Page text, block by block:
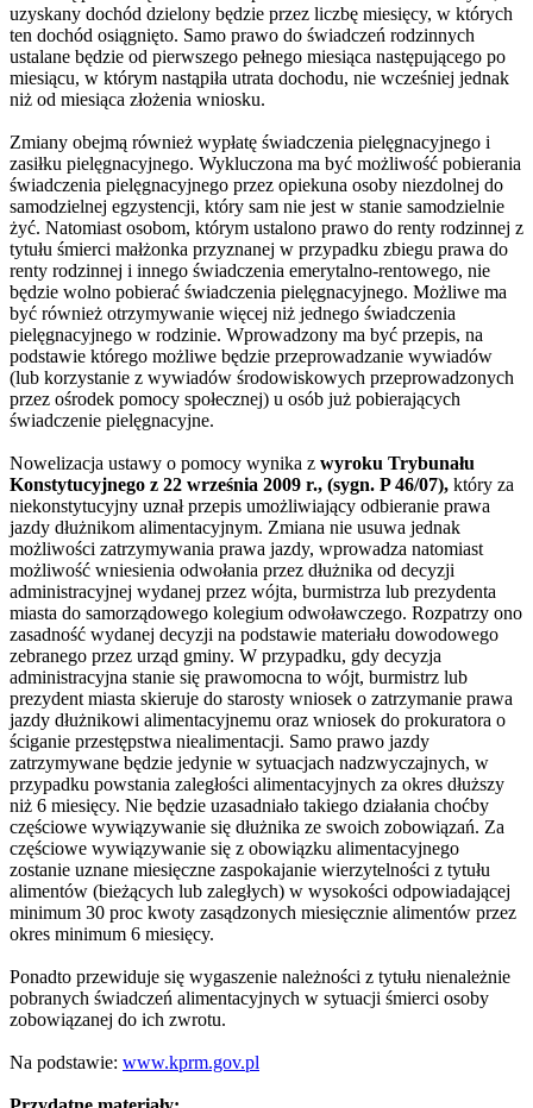
uzyskany dochód dzielony będzie przez liczbę miesięcy, w których
ten dochód osiągnięto. Samo prawo do świadczeń rodzinnych
ustalane będzie od pierwszego pełnego miesiąca następującego po
miesiącu, w którym nastąpiła utrata dochodu, nie wcześniej jednak
niż od miesiąca złożenia wniosku.
Zmiany obejmą również wypłatę świadczenia pielęgnacyjnego i
zasiłku pielęgnacyjnego. Wykluczona ma być możliwość pobierania
świadczenia pielęgnacyjnego przez opiekuna osoby niezdolnej do
samodzielnej egzystencji, który sam nie jest w stanie samodzielnie
żyć. Natomiast osobom, którym ustalono prawo do renty rodzinnej z
tytułu śmierci małżonka przyznanej w przypadku zbiegu prawa do
renty rodzinnej i innego świadczenia emerytalno-rentowego, nie
będzie wolno pobierać świadczenia pielęgnacyjnego. Możliwe ma
być również otrzymywanie więcej niż jednego świadczenia
pielęgnacyjnego w rodzinie. Wprowadzony ma być przepis, na
podstawie którego możliwe będzie przeprowadzanie wywiadów
(lub korzystanie z wywiadów środowiskowych przeprowadzonych
przez ośrodek pomocy społecznej) u osób już pobierających
świadczenie pielęgnacyjne.
Nowelizacja ustawy o pomocy wynika z wyroku Trybunału
Konstytucyjnego z 22 września 2009 r., (sygn. P 46/07), który za
niekonstytucyjny uznał przepis umożliwiający odbieranie prawa
jazdy dłużnikom alimentacyjnym. Zmiana nie usuwa jednak
możliwości zatrzymywania prawa jazdy, wprowadza natomiast
możliwość wniesienia odwołania przez dłużnika od decyzji
administracyjnej wydanej przez wójta, burmistrza lub prezydenta
miasta do samorządowego kolegium odwoławczego. Rozpatrzy ono
zasadność wydanej decyzji na podstawie materiału dowodowego
zebranego przez urząd gminy. W przypadku, gdy decyzja
administracyjna stanie się prawomocna to wójt, burmistrz lub
prezydent miasta skieruje do starosty wniosek o zatrzymanie prawa
jazdy dłużnikowi alimentacyjnemu oraz wniosek do prokuratora o
ściganie przestępstwa niealimentacji. Samo prawo jazdy
zatrzymywane będzie jedynie w sytuacjach nadzwyczajnych, w
przypadku powstania zaległości alimentacyjnych za okres dłuższy
niż 6 miesięcy. Nie będzie uzasadniało takiego działania choćby
częściowe wywiązywanie się dłużnika ze swoich zobowiązań. Za
częściowe wywiązywanie się z obowiązku alimentacyjnego
zostanie uznane miesięczne zaspokajanie wierzytelności z tytułu
alimentów (bieżących lub zaległych) w wysokości odpowiadającej
minimum 30 proc kwoty zasądzonych miesięcznie alimentów przez
okres minimum 6 miesięcy.
Ponadto przewiduje się wygaszenie należności z tytułu nienależnie
pobranych świadczeń alimentacyjnych w sytuacji śmierci osoby
zobowiązanej do ich zwrotu.
Na podstawie: www.kprm.gov.pl